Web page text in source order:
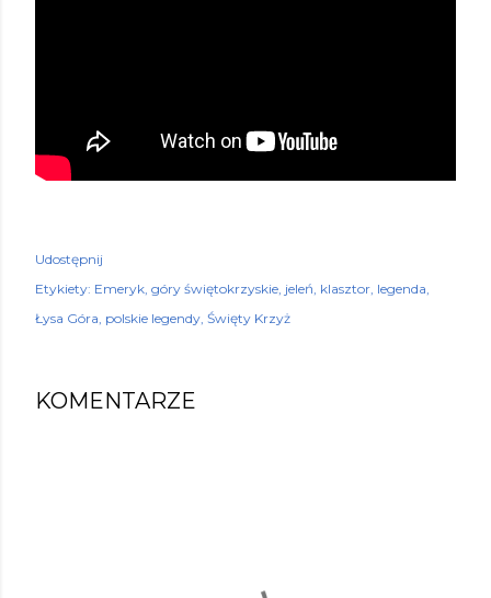
Udostępnij
Etykiety: Emeryk góry świętokrzyskie jeleń klasztor legenda
Łysa Góra polskie legendy Święty Krzyż
KOMENTARZE